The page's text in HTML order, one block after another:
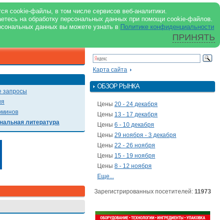
cookie-файлы, в том числе сервисов веб-аналитики.
на обработку персональных данных при помощи cookie-файлов.
данных вы можете узнать в Политике конфиденциальности
ПРИНЯТЬ
support@milkbranch.ru
О портале
Реклама в журнале
Реклама на портале
Архив номеров
запросы
литература
Карта сайта
ОБЗОР РЫНКА
Цены 20 - 24 декабря
Цены 13 - 17 декабря
Цены 6 - 10 декабря
Цены 29 ноября - 3 декабря
Цены 22 - 26 ноября
Цены 15 - 19 ноября
Цены 8 - 12 ноября
Еще...
Зарегистрированных посетителей: 11973